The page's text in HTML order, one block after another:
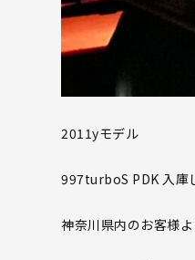
2011yモデル
997turboS PDK 入庫
神奈川県内のお客様